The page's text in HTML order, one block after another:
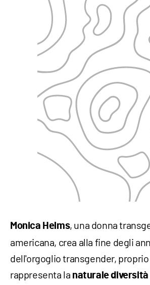
Monica Helms, una donna
americana, crea alla fine degli
dell'orgoglio transgender,
rappresenta la naturale